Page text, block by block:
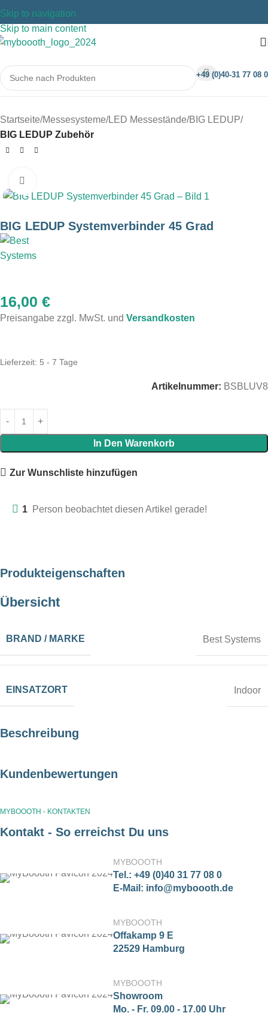
Skip to navigation
Skip to main content
+49 (0)40-31 77 08 0
Startseite Messesysteme LED Messestände BIG LEDUP
BIG LEDUP Zubehör
BIG LEDUP Systemverbinder 45 Grad
16,00 €
Preisangabe zzgl. MwSt. und Versandkosten
Lieferzeit: 5 - 7 Tage
Artikelnummer: BSBLUV8
In Den Warenkorb
Zur Wunschliste hinzufügen
1 Person beobachtet diesen Artikel gerade!
Beschreibung
Produkteigenschaften
Übersicht
BRAND / MARKE Best Systems
EINSATZORT Indoor
Kundenbewertungen
MYBOOOTH - KONTAKTEN
Kontakt - So erreichst Du uns
MYBOOOTH
Tel.: +49 (0)40 31 77 08 0
E-Mail: info@myboooth.de
MYBOOOTH
Offakamp 9 E
22529 Hamburg
MYBOOOTH
Showroom
Mo. - Fr. 09.00 - 17.00 Uhr